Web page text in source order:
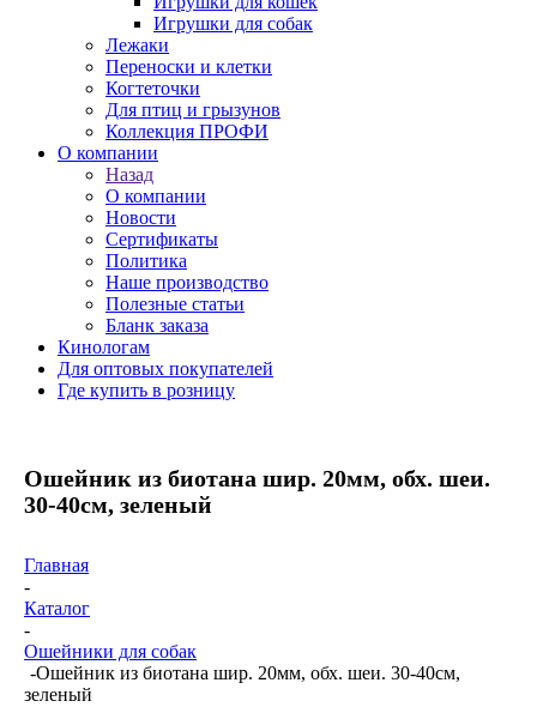
Игрушки для собак
Лежаки
Переноски и клетки
Когтеточки
Для птиц и грызунов
Коллекция ПРОФИ
О компании
Назад
О компании
Новости
Сертификаты
Политика
Наше производство
Полезные статьи
Бланк заказа
Кинологам
Для оптовых покупателей
Где купить в розницу
Ошейник из биотана шир. 20мм, обх. шеи.
30-40см, зеленый
Главная
-
Каталог
-
Ошейники для собак
-Ошейник из биотана шир. 20мм, обх. шеи. 30-40см,
зеленый